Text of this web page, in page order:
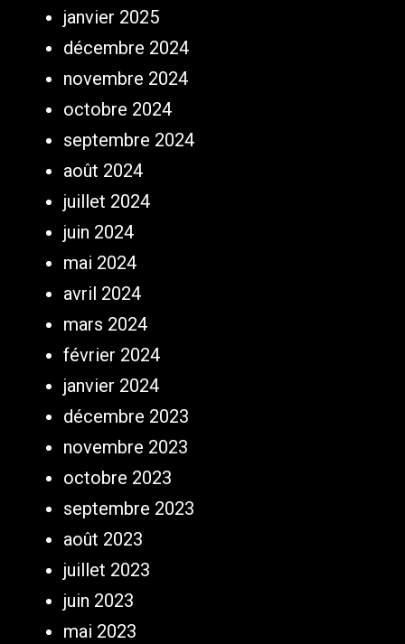
janvier 2025
décembre 2024
novembre 2024
octobre 2024
septembre 2024
août 2024
juillet 2024
juin 2024
mai 2024
avril 2024
mars 2024
février 2024
janvier 2024
décembre 2023
novembre 2023
octobre 2023
septembre 2023
août 2023
juillet 2023
juin 2023
mai 2023